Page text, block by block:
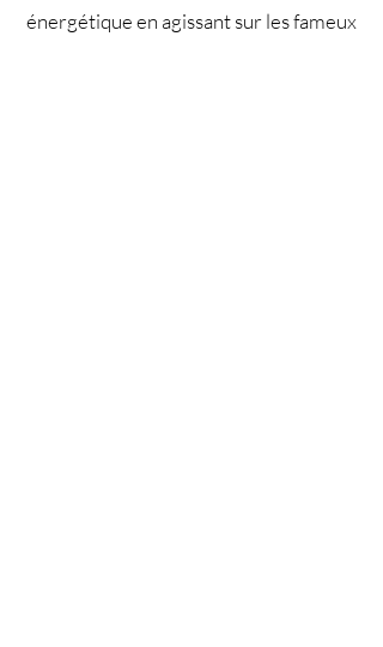
énergétique en agissant sur les fameux